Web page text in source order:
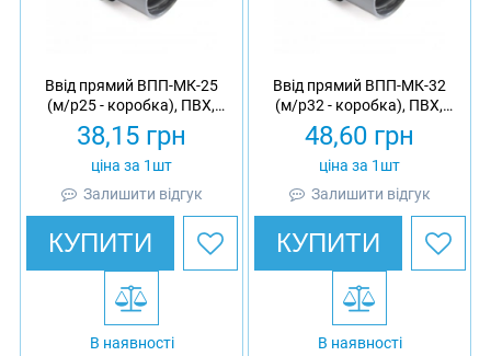
Ввід прямий ВПП-МК-25
(м/р25 - коробка), ПВХ,
МВПнг, IP40
38,15 грн
ціна за 1шт
Залишити відгук
КУПИТИ
В наявності
Ввід прямий ВПП-МК-32
(м/р32 - коробка), ПВХ,
МВПнг, IP40
48,60 грн
ціна за 1шт
Залишити відгук
КУПИТИ
В наявності